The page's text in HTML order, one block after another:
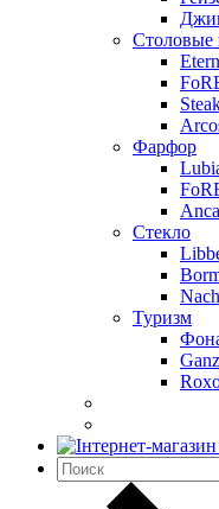
Столовые
Фарфор
Стекло
Туризм